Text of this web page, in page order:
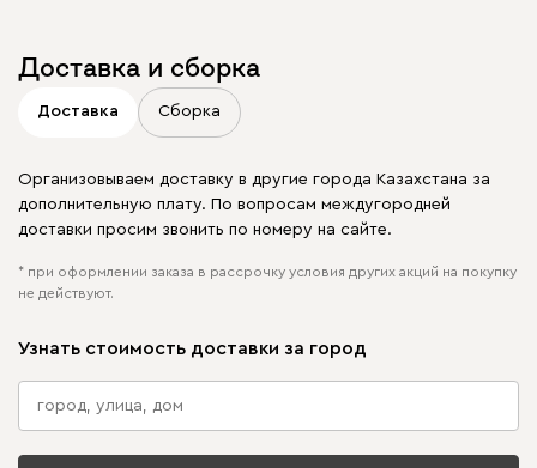
Доставка и сборка
Доставка Сборка
Организовываем доставку в другие города Казахстана за
дополнительную плату. По вопросам междугородней
доставки просим звонить по номеру на сайте.
* при оформлении заказа в рассрочку условия других акций на покупку
не действуют.
Узнать стоимость доставки за город